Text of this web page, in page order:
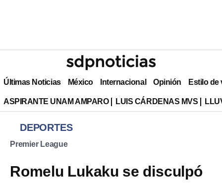
Últimas Noticias México Internacional Opinión Estilo de
ASPIRANTE UNAM AMPARO LUIS CÁRDENAS MVS
DEPORTES
Premier League
Romelu Lukaku se disculpó